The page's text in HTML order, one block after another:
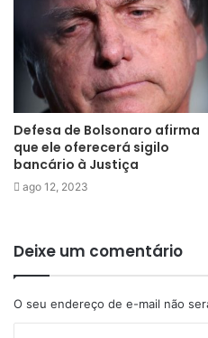
Defesa de Bolsonaro afirma
que ele oferecerá sigilo
bancário à Justiça
ago 12, 2023
Deixe um comentário
O seu endereço de e-mail não